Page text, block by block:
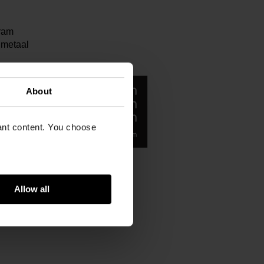
About
content. You choose
Allow all